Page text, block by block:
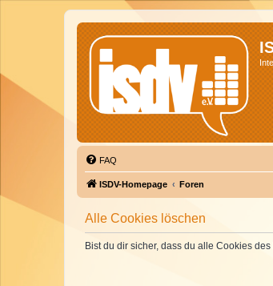
FAQ
ISDV-Homepage Foren
Alle Cookies löschen
Bist du dir sicher, dass du alle Cookies